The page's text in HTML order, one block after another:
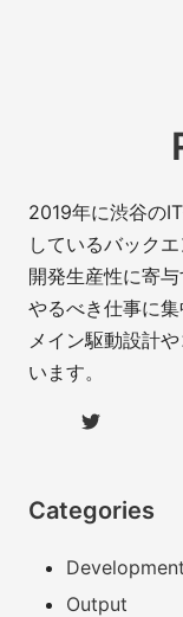
2019年に渋谷の
しているバック
開発生産性に寄
やるべき仕事に
メイン駆動設計
います。
Categories
Development
Output